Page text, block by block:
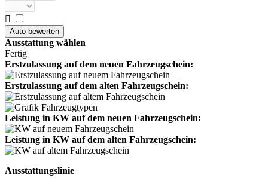

Ausstattung wählen
Fertig
Erstzulassung auf dem neuen Fahrzeugschein:
Erstzulassung auf dem alten Fahrzeugschein:
Leistung in KW auf dem neuen Fahrzeugschein:
Leistung in KW auf dem alten Fahrzeugschein:
Ausstattungslinie